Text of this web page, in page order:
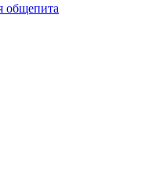
общепита